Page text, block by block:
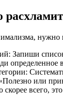
Запиши
определенное
или
скорее всего,